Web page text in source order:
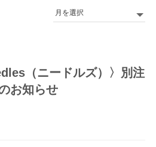
ゴArchives
（ニードルズ）〉別注
お知らせ